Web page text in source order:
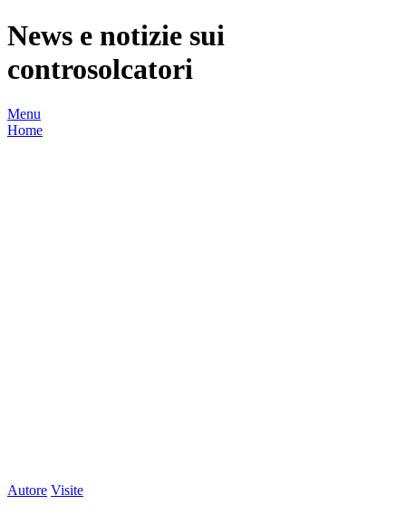
News e notizie sui
controsolcatori
Menu
Home
Autore Visite